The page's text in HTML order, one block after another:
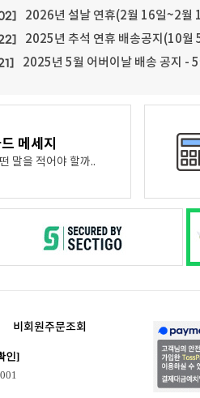
2026년 설날 연휴(2월 16일~2
2025년 추석 연휴 배송공지(10
2025년 5월 어버이날 배송 공지 -
메세지
말을 적어야 할까..
비회원주문조회
인]